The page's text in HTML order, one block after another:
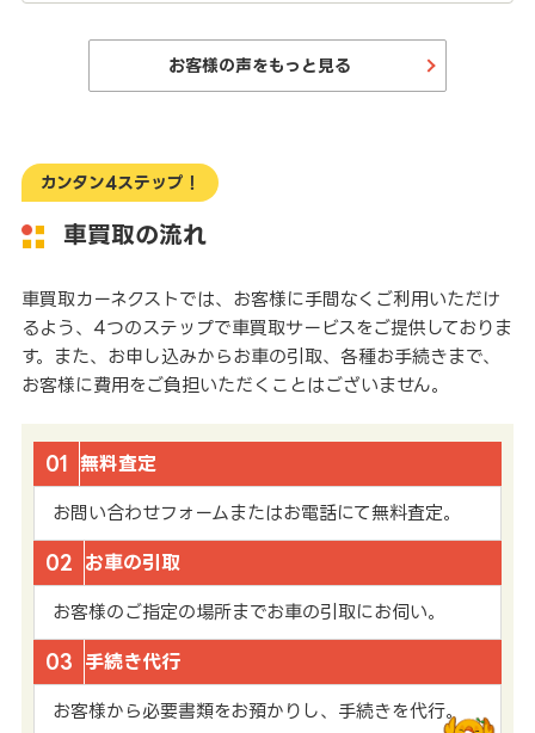
お客様の声をもっと見る
カンタン4ステップ！
車買取の流れ
車買取カーネクストでは、お客様に手間なくご利用いただけ
るよう、4つのステップで車買取サービスをご提供しておりま
す。また、お申し込みからお車の引取、各種お手続きまで、
お客様に費用をご負担いただくことはございません。
01 無料査定
お問い合わせフォームまたはお電話にて無料査定。
02 お車の引取
お客様のご指定の場所までお車の引取にお伺い。
03 手続き代行
お客様から必要書類をお預かりし、手続きを代行。